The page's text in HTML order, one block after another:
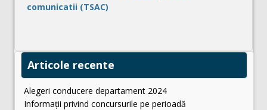
comunicatii (TSAC)
Articole recente
Alegeri conducere departament 2024
Informații privind concursurile pe perioadă